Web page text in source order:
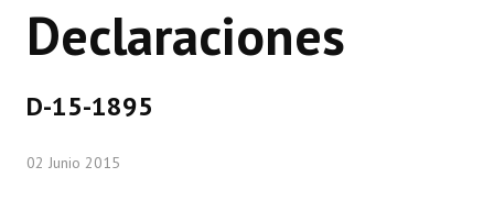
CONCEJO
Declaraciones
D-15-1895
02 Junio 2015